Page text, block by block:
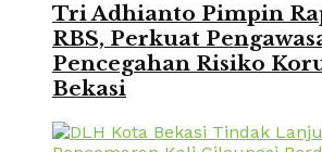
Tri Adhianto Pimpin
RBS, Perkuat
Pencegahan Risiko
Bekasi